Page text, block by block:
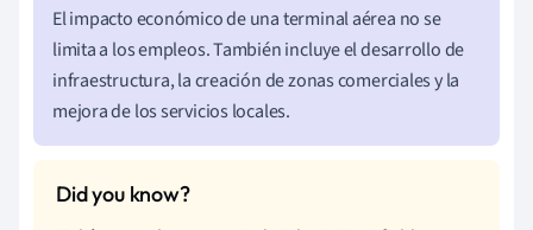
El impacto económico de una terminal aérea no se
limita a los empleos. También incluye el desarrollo de
infraestructura, la creación de zonas comerciales y la
mejora de los servicios locales.